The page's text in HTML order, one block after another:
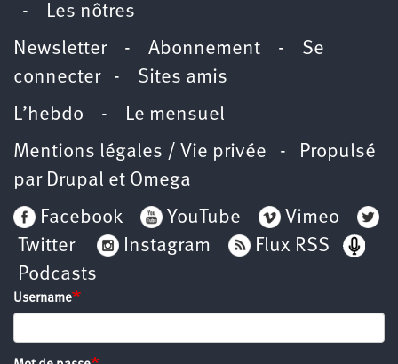
-
Les nôtres
Newsletter- Abonnement - Se
connecter- Sites amis
L’hebdo -
Le mensuel
Mentions légales / Vie privée - Propulsé
par Drupal et Omega
Facebook
YouTube
Vimeo
Twitter
Instagram
Flux RSS
Podcasts
Username